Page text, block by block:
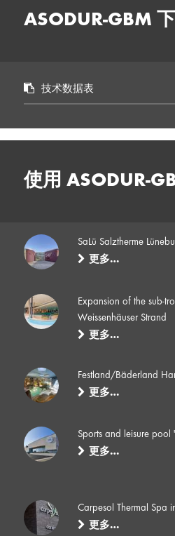
ASODUR-GBM
技术数据表
使用 ASODUR-
SaLü Salztherme
更多…
Expansion of the sub-
Weissenhäuser Strand
更多…
Festland/Bäderland
更多…
Sports and leisure pool
更多…
Carpesol Thermal Spa
更多…